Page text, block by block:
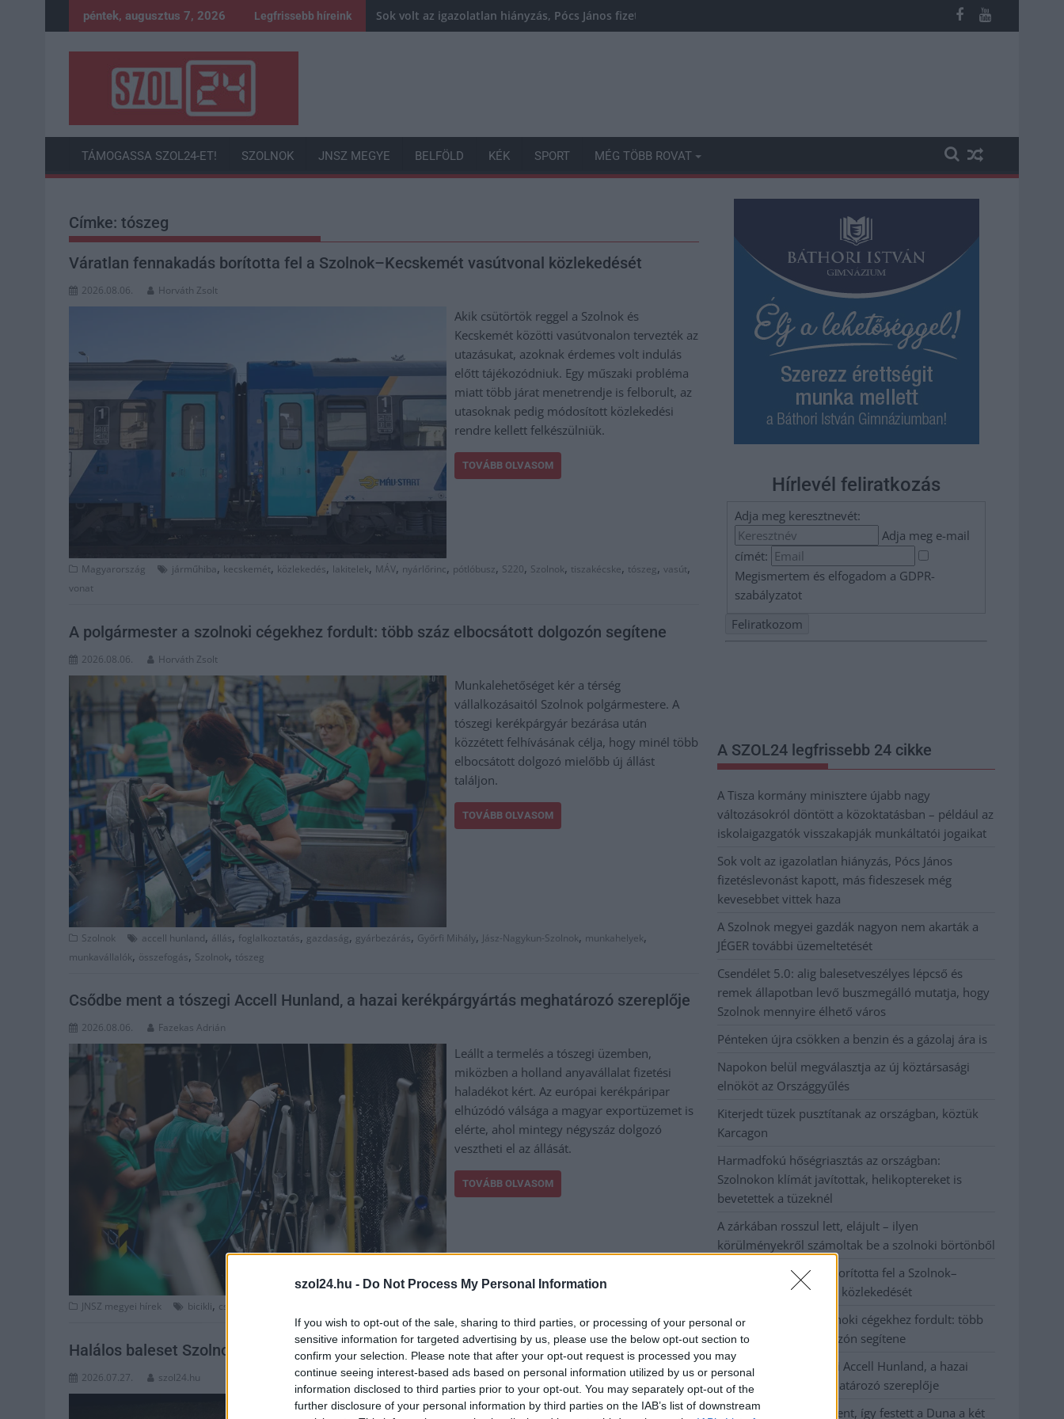
szol24.hu - Do Not Process My Personal Information
If you wish to opt-out of the sale, sharing to third parties, or processing of your personal or
sensitive information for targeted advertising by us, please use the below opt-out section to
confirm your selection. Please note that after your opt-out request is processed you may
continue seeing interest-based ads based on personal information utilized by us or personal
information disclosed to third parties prior to your opt-out. You may separately opt-out of the
further disclosure of your personal information by third parties on the IAB’s list of downstream
to
péntek, augusztus 7, 2026 Legfrissebb híreink Sok volt az igazolatlan hiányzás, Pócs János fizetéslevonást kapott, más fideszesek még kevesebbet vittek haza
TÁMOGASSA SZOL24-ET! SZOLNOK JNSZ MEGYE BELFÖLD KÉK SPORT MÉG TÖBB ROVAT
Címke: tószeg
Váratlan fennakadás borította fel a Szolnok–Kecskemét vasútvonal közlekedését
2026.08.06. Horváth Zsolt
Akik csütörtök reggel a Szolnok és
Kecskemét közötti vasútvonalon tervezték az
utazásukat, azoknak érdemes volt indulás
előtt tájékozódniuk. Egy műszaki probléma
miatt több járat menetrendje is felborult, az
utasoknak pedig módosított közlekedési
rendre kellett felkészülniük.
TOVÁBB OLVASOM
Magyarország járműhiba, kecskemét, közlekedés, lakitelek, MÁV, nyárlőrinc, pótlóbusz, S220, Szolnok, tiszakécske, tószeg, vasút,
vonat
A polgármester a szolnoki cégekhez fordult: több száz elbocsátott dolgozón segítene
2026.08.06. Horváth Zsolt
Munkalehetőséget kér a térség
vállalkozásaitól Szolnok polgármestere. A
tószegi kerékpárgyár bezárása után
közzétett felhívásának célja, hogy minél több
elbocsátott dolgozó mielőbb új állást
találjon.
TOVÁBB OLVASOM
Szolnok accell hunland, állás, foglalkoztatás, gazdaság, gyárbezárás, Győrfi Mihály, Jász-Nagykun-Szolnok, munkahelyek,
munkavállalók, összefogás, Szolnok, tószeg
Csődbe ment a tószegi Accell Hunland, a hazai kerékpárgyártás meghatározó szereplője
2026.08.06. Fazekas Adrián
Leállt a termelés a tószegi üzemben,
miközben a holland anyavállalat fizetési
haladékot kért. Az európai kerékpáripar
elhúzódó válsága a magyar exportüzemet is
elérte, ahol mintegy négyszáz dolgozó
vesztheti el az állását.
TOVÁBB OLVASOM
JNSZ megyei hírek bicikli, csőd
Halálos baleset Szolnok és Tószeg között
2026.07.27. szol24.hu
Tragikus kimenetelű közlekedési baleset
Hírlevél feliratkozás
Adja meg keresztnevét:
Adja meg e-mail
címét:
Megismertem és elfogadom a GDPR-
szabályzatot
A SZOL24 legfrissebb 24 cikke
A Tisza kormány minisztere újabb nagy
változásokról döntött a közoktatásban – például az
iskolaigazgatók visszakapják munkáltatói jogaikat
Sok volt az igazolatlan hiányzás, Pócs János
fizetéslevonást kapott, más fideszesek még
kevesebbet vittek haza
A Szolnok megyei gazdák nagyon nem akarták a
JÉGER további üzemeltetését
Csendélet 5.0: alig balesetveszélyes lépcső és
remek állapotban levő buszmegálló mutatja, hogy
Szolnok mennyire élhető város
Pénteken újra csökken a benzin és a gázolaj ára is
Napokon belül megválasztja az új köztársasági
elnököt az Országgyűlés
Kiterjedt tüzek pusztítanak az országban, köztük
Karcagon
Harmadfokú hőségriasztás az országban:
Szolnokon klímát javítottak, helikoptereket is
bevetettek a tüzeknél
A zárkában rosszul lett, elájult – ilyen
körülményekről számoltak be a szolnoki börtönből
Váratlan fennakadás borította fel a Szolnok–
Kecskemét vasútvonal közlekedését
A polgármester a szolnoki cégekhez fordult: több
száz elbocsátott dolgozón segítene
Csődbe ment a tószegi Accell Hunland, a hazai
kerékpárgyártás meghatározó szereplője
Egyszer fent, egyszer lent, így festett a Duna a két